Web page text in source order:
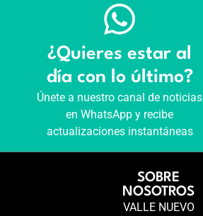
¿Quieres estar al
día con lo último?
Únete a nuestro canal de noticias
en WhatsApp y recibe
actualizaciones instantáneas
SOBRE
NOSOTROS
VALLE NUEVO